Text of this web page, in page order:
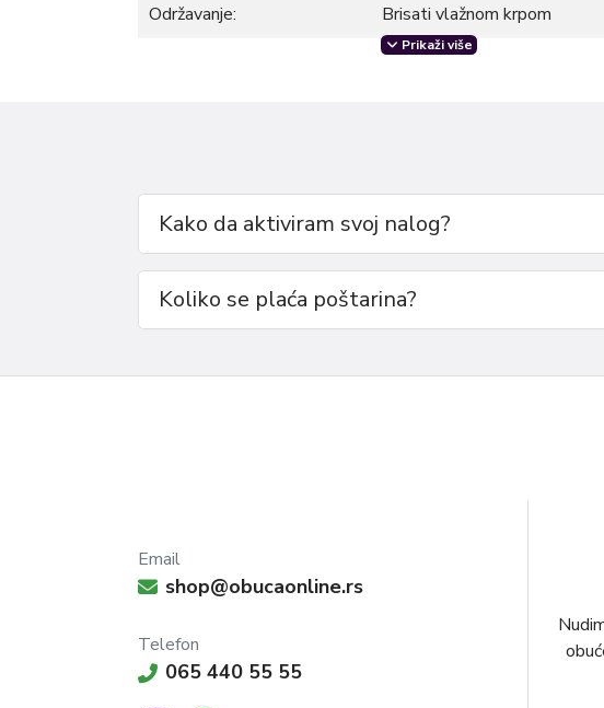
Održavanje:
Brisati vlažnom krpom
stabilnost, čineći svaki korak lakšim. Izrađene od
materijala, otporne su na habanje i ponosno će izdržati sve
radnom mestu. Sa ergonomskim dizajnom i pažljivo
naše radne cipele garantuju maksimalnu udobnost i sigurnost,
kompromisa u stilu. Idealne za rad u različitim industrijama,
obezbediti Vašu udobnost i pouzdanost tokom celog dana.
Prikaži više
Kako da aktiviram svoj nalog?
Koliko se plaća poštarina?
Email
shop@obucaonline.rs
Telefon
065 440 55 55